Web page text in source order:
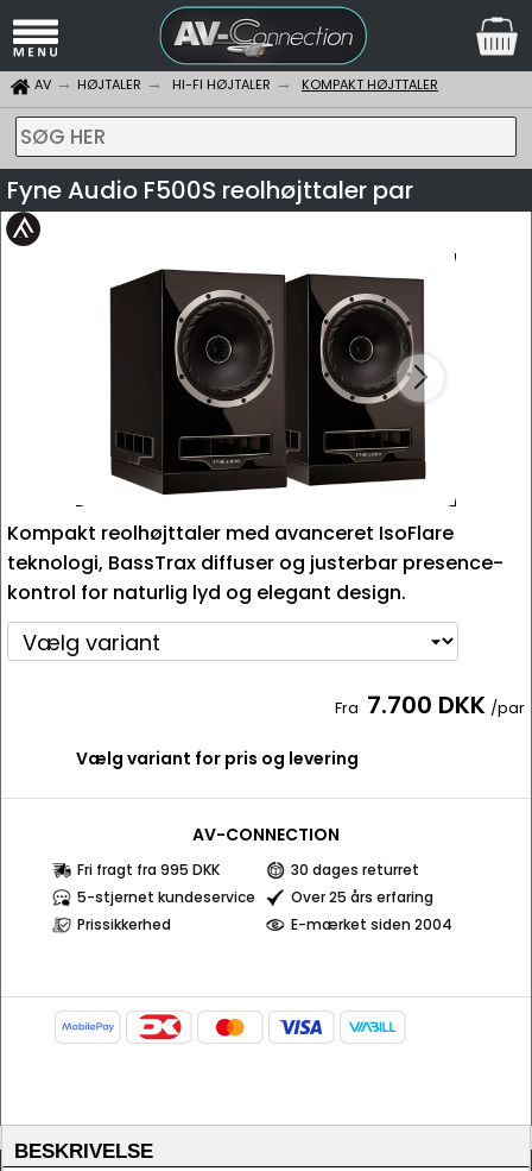
AV HØJTALER HI-FI HØJTALER KOMPAKT HØJTTALER
SØG HER
Fyne Audio F500S reolhøjttaler par
Kompakt reolhøjttaler med avanceret IsoFlare
teknologi, BassTrax diffuser og justerbar presence-
kontrol for naturlig lyd og elegant design.
Fra 7.700 DKK /par
Vælg variant for pris og levering
AV-CONNECTION
Fri fragt fra 995 DKK
30 dages returret
5-stjernet kundeservice
Over 25 års erfaring
Prissikkerhed
E-mærket siden 2004
BESKRIVELSE